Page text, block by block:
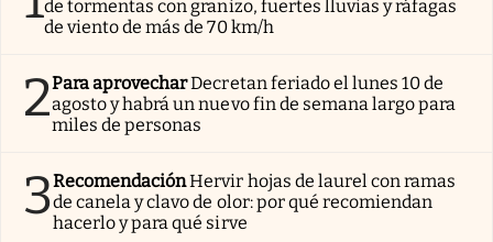
de tormentas con granizo, fuertes lluvias y ráfagas
de viento de más de 70 km/h
2Para aprovecharDecretan feriado el lunes 10 de
agosto y habrá un nuevo fin de semana largo para
miles de personas
3RecomendaciónHervir hojas de laurel con ramas
de canela y clavo de olor: por qué recomiendan
hacerlo y para qué sirve